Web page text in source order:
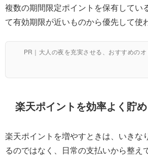
複数の期間限定ポイントを保有してい
て有効期限が近いものから優先して使
PR｜大人の夜を充実させる、おすすめの
楽天ポイントを効率よく貯
楽天ポイントを増やすときは、いきな
るのではなく、日常の支払いから整え